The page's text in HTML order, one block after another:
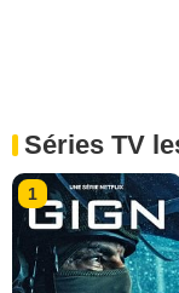
Séries TV
1